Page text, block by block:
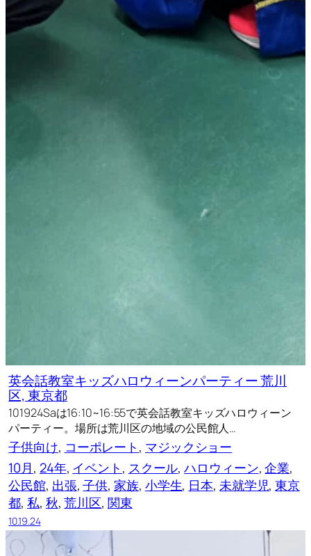
英会話教室キッズハロウィーンパーティー 荒川
区, 東京都
101924Saは16:10~16:55で英会話教室キッズハロウィーン
パーティー。場所は荒川区の地域の公民館人…
子供向け, コーポレート, マジックショー
10月, 24年, イベント, スクール, ハロウィーン, 企業
公民館, 出張, 子供, 家族, 小学生, 日本, 未就学児, 東京
都, 私, 秋, 荒川区, 関東
10.19.24